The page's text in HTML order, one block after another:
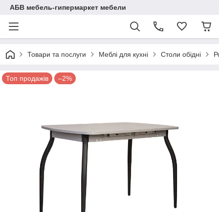
АБВ мебель-гипермаркет мебели
Товари та послуги Меблі для кухні Столи обідні
Топ продажів –2%